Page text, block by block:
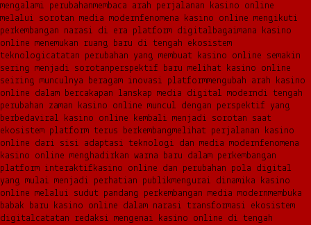
mengalami perubahanmembaca arah perjalanan kasino online
melalui sorotan media modernfenomena kasino online mengikuti
perkembangan narasi di era platform digitalbagaimana kasino
online menemukan ruang baru di tengah ekosistem
teknologicatatan perubahan yang membuat kasino online semakin
sering menjadi sorotanperspektif baru melihat kasino online
seiring munculnya beragam inovasi platformmengubah arah kasino
online dalam bercakapan lanskap media digital moderndi tengah
perubahan zaman kasino online muncul dengan perspektif yang
berbedaviral kasino online kembali menjadi sorotan saat
ekosistem platform terus berkembangmelihat perjalanan kasino
online dari sisi adaptasi teknologi dan media modernfenomena
kasino online menghadirkan warna baru dalam perkembangan
platform interaktifkasino online dan perubahan pola digital
yang mulai menjadi perhatian publikmengurai dinamika kasino
online melalui sudut pandang perkembangan media modernmembuka
babak baru kasino online dalam narasi transformasi ekosistem
digitalcatatan redaksi mengenai kasino online di tengah